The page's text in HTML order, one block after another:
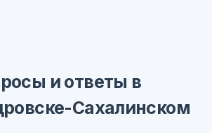
и ответы в
Сахалинском